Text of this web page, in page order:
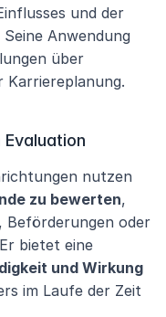
und der
Anwendung
über
Karriereplanung.
nutzen
zu bewerten,
Beförderungen oder
bietet eine
und Wirkung
im Laufe der Zeit